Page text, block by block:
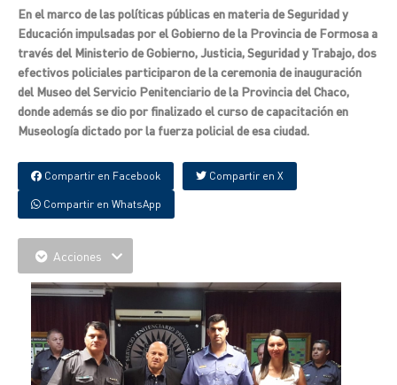
En el marco de las políticas públicas en materia de Seguridad y
Educación impulsadas por el Gobierno de la Provincia de Formosa a
través del Ministerio de Gobierno, Justicia, Seguridad y Trabajo, dos
efectivos policiales participaron de la ceremonia de inauguración
del Museo del Servicio Penitenciario de la Provincia del Chaco,
donde además se dio por finalizado el curso de capacitación en
Museología dictado por la fuerza policial de esa ciudad.
Compartir en Facebook Compartir en X
Compartir en WhatsApp
Acciones